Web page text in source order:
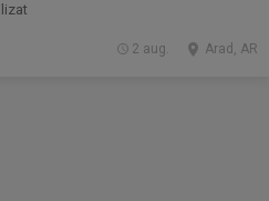
Arad, AR
2 aug.